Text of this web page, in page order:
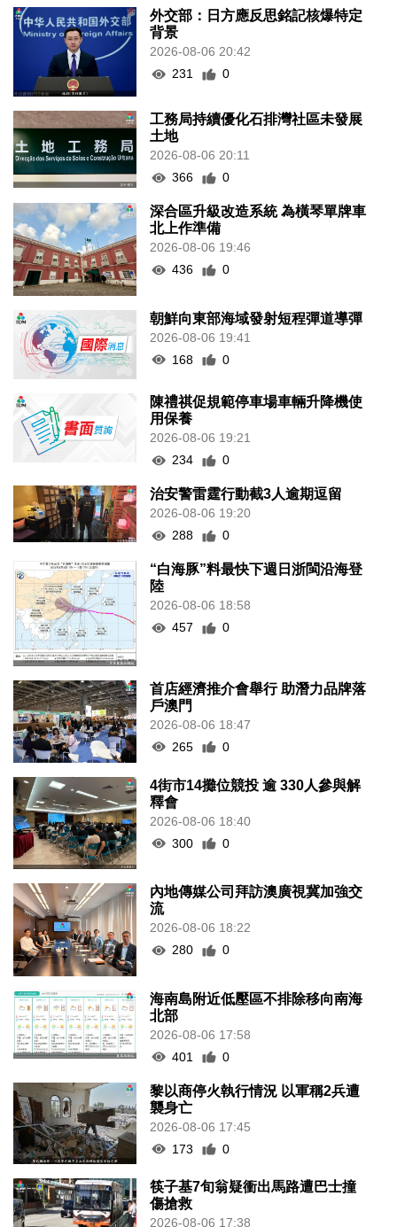
外交部：日方應反思銘記核爆特定
背景
2026-08-06 20:42
231
0
工務局持續優化石排灣社區未發展
土地
2026-08-06 20:11
366
0
深合區升級改造系統 為橫琴單牌車
北上作準備
2026-08-06 19:46
436
0
朝鮮向東部海域發射短程彈道導彈
2026-08-06 19:41
168
0
陳禮祺促規範停車場車輛升降機使
用保養
2026-08-06 19:21
234
0
治安警雷霆行動截3人逾期逗留
2026-08-06 19:20
288
0
“白海豚”料最快下週日浙閩沿海登
陸
2026-08-06 18:58
457
0
首店經濟推介會舉行 助潛力品牌落
戶澳門
2026-08-06 18:47
265
0
4街市14攤位競投 逾 330人參與解
釋會
2026-08-06 18:40
300
0
內地傳媒公司拜訪澳廣視冀加強交
流
2026-08-06 18:22
280
0
海南島附近低壓區不排除移向南海
北部
2026-08-06 17:58
401
0
黎以商停火執行情況 以軍稱2兵遭
襲身亡
2026-08-06 17:45
173
0
筷子基7旬翁疑衝出馬路遭巴士撞
傷搶救
2026-08-06 17:38